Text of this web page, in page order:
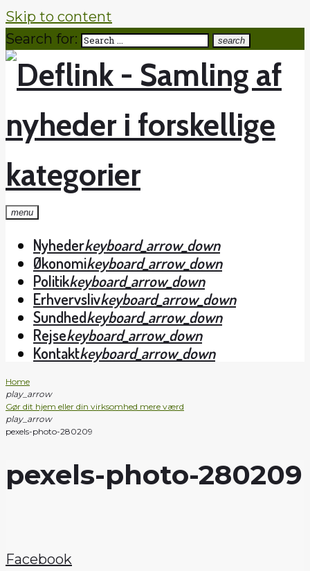
Skip to content
Search for:
search
menu
Nyhederkeyboard_arrow_down
Økonomikeyboard_arrow_down
Politikkeyboard_arrow_down
Erhvervslivkeyboard_arrow_down
Sundhedkeyboard_arrow_down
Rejsekeyboard_arrow_down
Kontaktkeyboard_arrow_down
Home
play_arrow
Gør dit hjem eller din virksomhed mere værd
play_arrow
pexels-photo-280209
pexels-photo-280209
Facebook